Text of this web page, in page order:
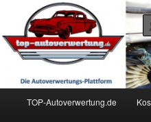
wechseln
TOP-
TOP-Autoverwertung.de